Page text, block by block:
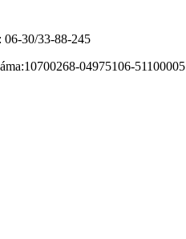
06-30/33-88-245
04975106-51100005